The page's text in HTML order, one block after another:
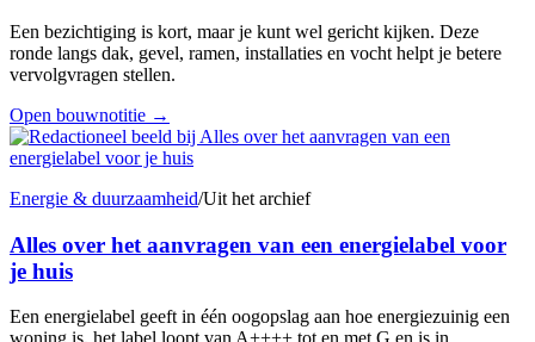
Een bezichtiging is kort, maar je kunt wel gericht kijken. Deze
ronde langs dak, gevel, ramen, installaties en vocht helpt je betere
vervolgvragen stellen.
Open bouwnotitie →
Energie & duurzaamheid/Uit het archief
Alles over het aanvragen van een energielabel voor
je huis
Een energielabel geeft in één oogopslag aan hoe energiezuinig een